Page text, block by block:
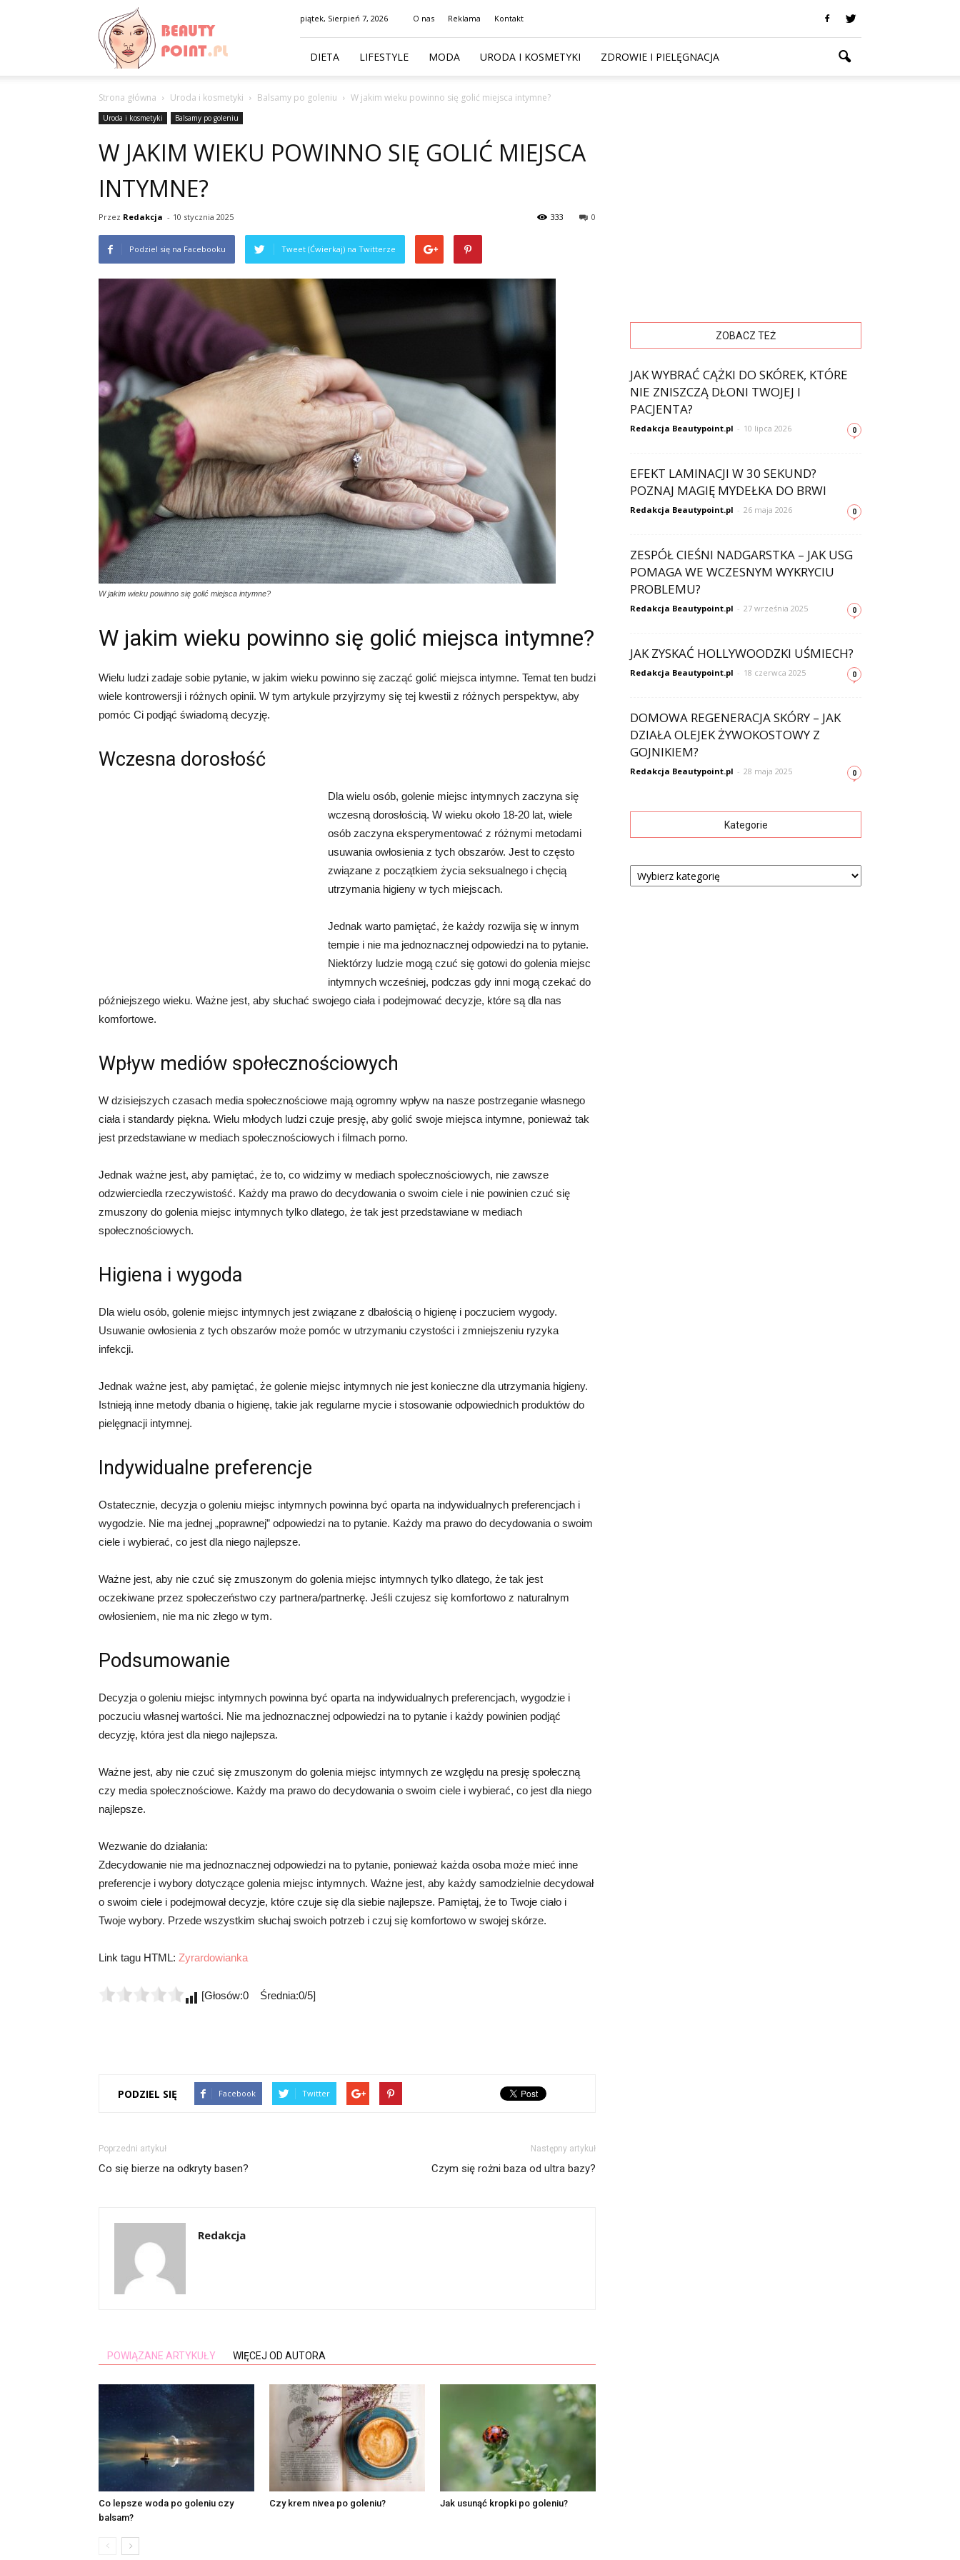
BeautyPoint.pl
piątek, Sierpień 7, 2026 O nas Reklama Kontakt
DIETA LIFESTYLE MODA URODA I KOSMETYKI ZDROWIE I PIELĘGNACJA
Strona główna Uroda i kosmetyki Balsamy po goleniu W jakim wieku powinno się golić miejsca intymne?
Uroda i kosmetyki Balsamy po goleniu
W JAKIM WIEKU POWINNO SIĘ GOLIĆ MIEJSCA
INTYMNE?
Przez Redakcja - 10 stycznia 2025 0
333
Podziel się na Facebooku Tweet (Ćwierkaj) na Twitterze
W jakim wieku powinno się golić miejsca intymne?
W jakim wieku powinno się golić miejsca intymne?
Wielu ludzi zadaje sobie pytanie, w jakim wieku powinno się zacząć golić miejsca intymne. Temat ten budzi
wiele kontrowersji i różnych opinii. W tym artykule przyjrzymy się tej kwestii z różnych perspektyw, aby
pomóc Ci podjąć świadomą decyzję.
Wczesna dorosłość
Dla wielu osób, golenie miejsc intymnych zaczyna się
wczesną dorosłością. W wieku około 18-20 lat, wiele
osób zaczyna eksperymentować z różnymi metodami
usuwania owłosienia z tych obszarów. Jest to często
związane z początkiem życia seksualnego i chęcią
utrzymania higieny w tych miejscach.
Jednak warto pamiętać, że każdy rozwija się w innym
tempie i nie ma jednoznacznej odpowiedzi na to pytanie.
Niektórzy ludzie mogą czuć się gotowi do golenia miejsc
intymnych wcześniej, podczas gdy inni mogą czekać do
późniejszego wieku. Ważne jest, aby słuchać swojego ciała i podejmować decyzje, które są dla nas
komfortowe.
Wpływ mediów społecznościowych
W dzisiejszych czasach media społecznościowe mają ogromny wpływ na nasze postrzeganie własnego
ciała i standardy piękna. Wielu młodych ludzi czuje presję, aby golić swoje miejsca intymne, ponieważ tak
jest przedstawiane w mediach społecznościowych i filmach porno.
Jednak ważne jest, aby pamiętać, że to, co widzimy w mediach społecznościowych, nie zawsze
odzwierciedla rzeczywistość. Każdy ma prawo do decydowania o swoim ciele i nie powinien czuć się
zmuszony do golenia miejsc intymnych tylko dlatego, że tak jest przedstawiane w mediach
społecznościowych.
Higiena i wygoda
Dla wielu osób, golenie miejsc intymnych jest związane z dbałością o higienę i poczuciem wygody.
Usuwanie owłosienia z tych obszarów może pomóc w utrzymaniu czystości i zmniejszeniu ryzyka
infekcji.
Jednak ważne jest, aby pamiętać, że golenie miejsc intymnych nie jest konieczne dla utrzymania higieny.
Istnieją inne metody dbania o higienę, takie jak regularne mycie i stosowanie odpowiednich produktów do
pielęgnacji intymnej.
Indywidualne preferencje
Ostatecznie, decyzja o goleniu miejsc intymnych powinna być oparta na indywidualnych preferencjach i
wygodzie. Nie ma jednej „poprawnej” odpowiedzi na to pytanie. Każdy ma prawo do decydowania o swoim
ciele i wybierać, co jest dla niego najlepsze.
Ważne jest, aby nie czuć się zmuszonym do golenia miejsc intymnych tylko dlatego, że tak jest
oczekiwane przez społeczeństwo czy partnera/partnerkę. Jeśli czujesz się komfortowo z naturalnym
owłosieniem, nie ma nic złego w tym.
Podsumowanie
Decyzja o goleniu miejsc intymnych powinna być oparta na indywidualnych preferencjach, wygodzie i
poczuciu własnej wartości. Nie ma jednoznacznej odpowiedzi na to pytanie i każdy powinien podjąć
decyzję, która jest dla niego najlepsza.
Ważne jest, aby nie czuć się zmuszonym do golenia miejsc intymnych ze względu na presję społeczną
czy media społecznościowe. Każdy ma prawo do decydowania o swoim ciele i wybierać, co jest dla niego
najlepsze.
Wezwanie do działania:
Zdecydowanie nie ma jednoznacznej odpowiedzi na to pytanie, ponieważ każda osoba może mieć inne
preferencje i wybory dotyczące golenia miejsc intymnych. Ważne jest, aby każdy samodzielnie decydował
o swoim ciele i podejmował decyzje, które czuje się dla siebie najlepsze. Pamiętaj, że to Twoje ciało i
Twoje wybory. Przede wszystkim słuchaj swoich potrzeb i czuj się komfortowo w swojej skórze.
Link tagu HTML: Zyrardowianka
[Głosów:0 Średnia:0/5]
PODZIEL SIĘ Facebook Twitter
Poprzedni artykuł
Co się bierze na odkryty basen?
Następny artykuł
Czym się rożni baza od ultra bazy?
Redakcja
POWIĄZANE ARTYKUŁY WIĘCEJ OD AUTORA
Co lepsze woda po goleniu czy
balsam?
Czy krem nivea po goleniu? Jak usunąć kropki po goleniu?
ZOBACZ TEŻ
JAK WYBRAĆ CĄŻKI DO SKÓREK, KTÓRE
NIE ZNISZCZĄ DŁONI TWOJEJ I
PACJENTA?
Redakcja Beautypoint.pl - 10 lipca 2026 0
EFEKT LAMINACJI W 30 SEKUND?
POZNAJ MAGIĘ MYDEŁKA DO BRWI
Redakcja Beautypoint.pl - 26 maja 2026 0
ZESPÓŁ CIEŚNI NADGARSTKA – JAK USG
POMAGA WE WCZESNYM WYKRYCIU
PROBLEMU?
Redakcja Beautypoint.pl - 27 września 2025 0
JAK ZYSKAĆ HOLLYWOODZKI UŚMIECH?
Redakcja Beautypoint.pl - 18 czerwca 2025 0
DOMOWA REGENERACJA SKÓRY – JAK
DZIAŁA OLEJEK ŻYWOKOSTOWY Z
GOJNIKIEM?
Redakcja Beautypoint.pl - 28 maja 2025 0
Kategorie
Kategorie